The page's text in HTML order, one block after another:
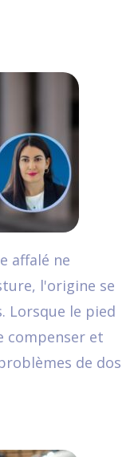
affalé ne
l'origine se
Lorsque le pied
compenser et
de dos